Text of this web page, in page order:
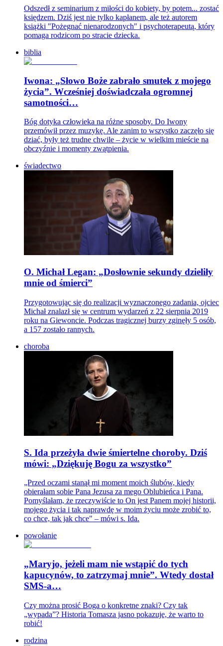
Odszedł z seminarium z miłości do kobiety, by potem... zostać
księdzem. Dziś jest nie tylko kapłanem, ale też autorem
książki "Pożegnać nienarodzonych" i psychoterapeutą, który
pomaga rodzicom po stracie dziecka.
biblia
Iwona: „Słowo Boże zabrało smutek z mojego
życia”. Wcześniej doświadczała ogromnej
samotności…
Bóg dotyka człowieka na różne sposoby. Do Iwony
przemówił przez muzykę. Ale zanim to wszystko zaczęło się
dziać, były też trudne chwile – życie w wielkim mieście na
obczyźnie i momenty zwątpienia.
świadectwo
O. Michał Legan: „Dosłownie sekundy dzieliły
mnie od śmierci”
Przygotowując się do realizacji wyznaczonego zadania, ojciec
Michał znalazł się w centrum wydarzeń z 22 sierpnia 2019
roku na Giewoncie. Podczas tragicznej burzy zginęły 5 osób,
a 157 zostało rannych.
choroba
S. Ida przeżyła dwie śmiertelne choroby. Dziś
mówi: „Dziękuję Bogu za wszystko”
„Przed oczami stanął mi moment moich ślubów, kiedy
obierałam sobie Pana Jezusa za mego Oblubieńca i Pana.
Pomyślałam, że rzeczywiście to On jest Panem mojej historii,
mojego życia i tak naprawdę w moim życiu może zrobić to,
co chce, tak jak chce" – mówi s. Ida.
powołanie
„Maryjo, jeżeli mam nie wstąpić do tych
kapucynów, to zatrzymaj mnie”. Wtedy dostał
SMS-a…
Czy można prosić Boga o konkretne znaki? Czy tak
„wypada”? Historia Tomasza jasno pokazuje, że warto to
robić!
rodzina